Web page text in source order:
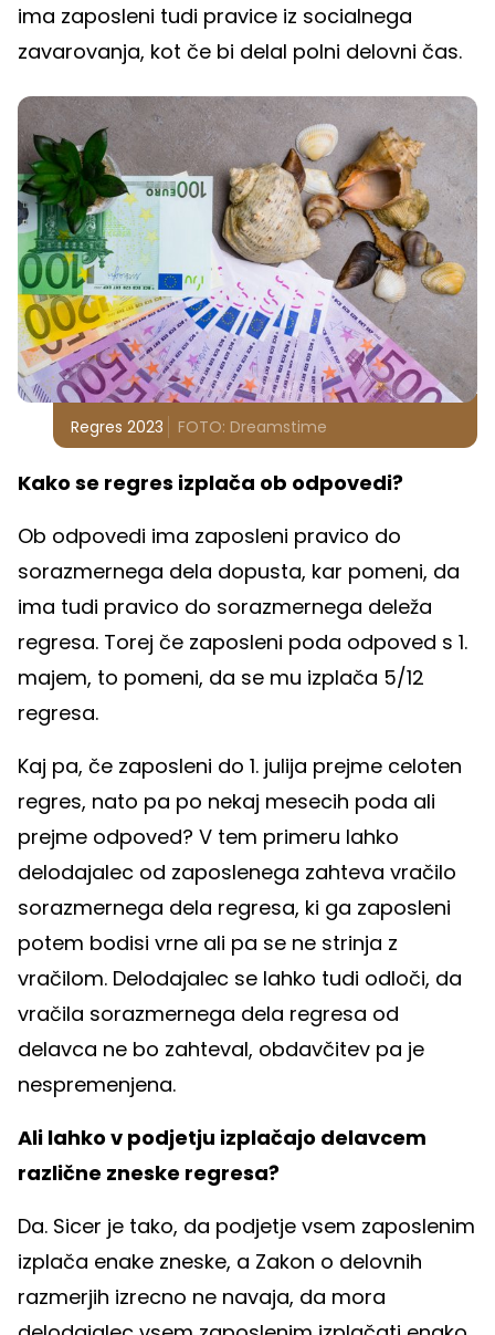
ima zaposleni tudi pravice iz socialnega
zavarovanja, kot če bi delal polni delovni čas.
Regres 2023 FOTO: Dreamstime
Kako se regres izplača ob odpovedi?
Ob odpovedi ima zaposleni pravico do
sorazmernega dela dopusta, kar pomeni, da
ima tudi pravico do sorazmernega deleža
regresa. Torej če zaposleni poda odpoved s 1.
majem, to pomeni, da se mu izplača 5/12
regresa.
Kaj pa, če zaposleni do 1. julija prejme celoten
regres, nato pa po nekaj mesecih poda ali
prejme odpoved? V tem primeru lahko
delodajalec od zaposlenega zahteva vračilo
sorazmernega dela regresa, ki ga zaposleni
potem bodisi vrne ali pa se ne strinja z
vračilom. Delodajalec se lahko tudi odloči, da
vračila sorazmernega dela regresa od
delavca ne bo zahteval, obdavčitev pa je
nespremenjena.
Ali lahko v podjetju izplačajo delavcem
različne zneske regresa?
Da. Sicer je tako, da podjetje vsem zaposlenim
izplača enake zneske, a Zakon o delovnih
razmerjih izrecno ne navaja, da mora